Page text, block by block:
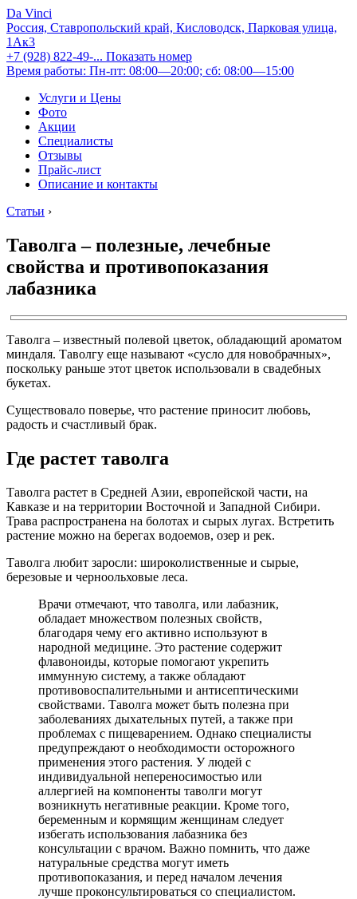
Da Vinci
Россия, Ставропольский край, Кисловодск, Парковая улица,
1Ак3
+7 (928) 822-49-... Показать номер
Время работы: Пн-пт: 08:00—20:00; сб: 08:00—15:00
Услуги и Цены
Фото
Акции
Специалисты
Отзывы
Прайс-лист
Описание и контакты
Статьи ›
Таволга – полезные, лечебные
свойства и противопоказания
лабазника
Таволга – известный полевой цветок, обладающий ароматом
миндаля. Таволгу еще называют «сусло для новобрачных»,
поскольку раньше этот цветок использовали в свадебных
букетах.
Существовало поверье, что растение приносит любовь,
радость и счастливый брак.
Где растет таволга
Таволга растет в Средней Азии, европейской части, на
Кавказе и на территории Восточной и Западной Сибири.
Трава распространена на болотах и сырых лугах. Встретить
растение можно на берегах водоемов, озер и рек.
Таволга любит заросли: широколиственные и сырые,
березовые и черноольховые леса.
Врачи отмечают, что таволга, или лабазник,
обладает множеством полезных свойств,
благодаря чему его активно используют в
народной медицине. Это растение содержит
флавоноиды, которые помогают укрепить
иммунную систему, а также обладают
противовоспалительными и антисептическими
свойствами. Таволга может быть полезна при
заболеваниях дыхательных путей, а также при
проблемах с пищеварением. Однако специалисты
предупреждают о необходимости осторожного
применения этого растения. У людей с
индивидуальной непереносимостью или
аллергией на компоненты таволги могут
возникнуть негативные реакции. Кроме того,
беременным и кормящим женщинам следует
избегать использования лабазника без
консультации с врачом. Важно помнить, что даже
натуральные средства могут иметь
противопоказания, и перед началом лечения
лучше проконсультироваться со специалистом.